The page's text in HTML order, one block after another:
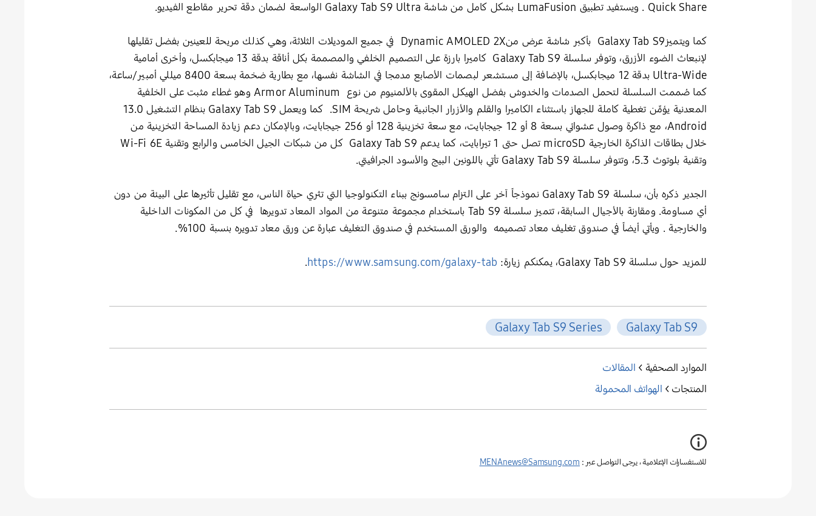
Quick Share . ويستفيد تطبيق LumaFusion بشكل كامل من شاشة Galaxy Tab S9 Ultra الواسعة لضمان دقة تحرير مقاطع الفيديو.
كما ويتميزGalaxy Tab S9 بأكبر شاشة عرض منDynamic AMOLED 2X في جميع الموديلات الثلاثة، وهي كذلك مريحة للعينين بفضل تقليلها
لإنبعاث الضوء الأزرق، وتوفر سلسلة Galaxy Tab S9 كاميرا بارزة على التصميم الخلفي والمصممة بكل أناقة بدقة 13 ميجابكسل، وأخرى أمامية
Ultra-Wide بدقة 12 ميجابكسل، بالإضافة إلى مستشعر لبصمات الأصابع مدمجا في الشاشة نفسها، مع بطارية ضخمة بسعة 8400 ميللي أمبير/ساعة،
كما صُممت السلسلة لتحمل الصدمات والخدوش بفضل الهيكل المقوى بالألمنيوم من نوع Armor Aluminum وهو غطاء مثبت على الخلفية
المعدنية يؤمِّن تغطية كاملة للجهاز باستثناء الكاميرا والقلم والأزرار الجانبية وحامل شريحة SIM. كما ويعمل Galaxy Tab S9 بنظام التشغيل 13.0
Android، مع ذاكرة وصول عشوائي بسعة 8 أو 12 جيجابايت، مع سعة تخزينية 128 أو 256 جيجابايت، وبالإمكان دعم زيادة المساحة التخزينية من
خلال بطاقات الذاكرة الخارجية microSD تصل حتى 1 تيرابايت، كما يدعم Galaxy Tab S9 كل من شبكات الجيل الخامس والرابع وتقنية Wi-Fi 6E
وتقنية بلوتوث 5.3، وتتوفر سلسلة Galaxy Tab S9 تأتي باللونين البيج والأسود الجرافيتي.
الجدير ذكره بأن، سلسلة Galaxy Tab S9 نموذجاً آخر على التزام سامسونج ببناء التكنولوجيا التي تثري حياة الناس، مع تقليل تأثيرها على البيئة من دون
أي مساومة. ومقارنة بالأجيال السابقة، تتميز سلسلة Tab S9 باستخدام مجموعة متنوعة من المواد المعاد تدويرها في كل من المكونات الداخلية
والخارجية . ويأتي أيضاً في صندوق تغليف معاد تصميمه والورق المستخدم في صندوق التغليف عبارة عن ورق معاد تدويره بنسبة 100%.
للمزيد حول سلسلة Galaxy Tab S9، يمكنكم زيارة: https://www.samsung.com/galaxy-tab
.
Galaxy Tab S9
Galaxy Tab S9 Series
الموارد الصحفية > المقالات
المنتجات > الهواتف المحمولة
للاستفسارات الإعلامية ، يرجى التواصل عبر : MENAnews@Samsung.com